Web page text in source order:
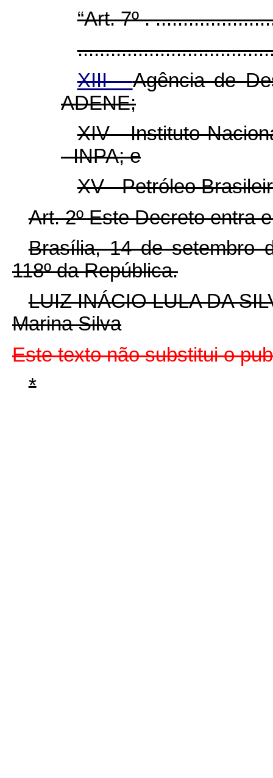
“Art. 7º .
XIII -Agência de
ADENE;
XIV - Instituto
- INPA; e
XV - Petróleo
Art. 2º Este Decreto entra
Brasília, 14 de setembro
118º da República.
LUIZ INÁCIO LULA DA
Marina Silva
Este texto não substitui o
*